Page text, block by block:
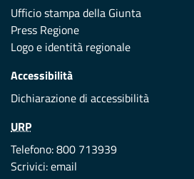
Ufficio stampa della Giunta
Press Regione
Logo e identità regionale
Accessibilità
Dichiarazione di accessibilità
URP
Telefono: 800 713939
Scrivici:email